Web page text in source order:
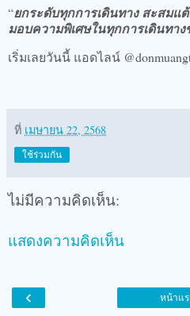
“ยกระดับทุกการเดินทาง สะสมแ
มอบความพิเศษในทุกการเดินทา
เริ่มเลยวันนี้ แอดไลน์
ที่ เมษายน 22, 2568
ใช้ร่วมกัน
ไม่มีความคิดเห็น:
แสดงความคิดเห็น
‹ หน้าแ